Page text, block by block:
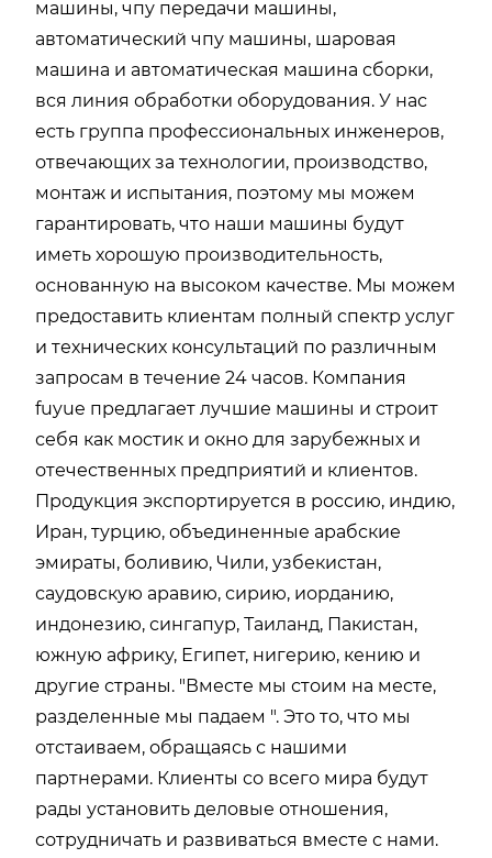
машины, чпу передачи машины,
автоматический чпу машины, шаровая
машина и автоматическая машина сборки,
вся линия обработки оборудования. У нас
есть группа профессиональных инженеров,
отвечающих за технологии, производство,
монтаж и испытания, поэтому мы можем
гарантировать, что наши машины будут
иметь хорошую производительность,
основанную на высоком качестве. Мы можем
предоставить клиентам полный спектр услуг
и технических консультаций по различным
запросам в течение 24 часов. Компания
fuyue предлагает лучшие машины и строит
себя как мостик и окно для зарубежных и
отечественных предприятий и клиентов.
Продукция экспортируется в россию, индию,
Иран, турцию, объединенные арабские
эмираты, боливию, Чили, узбекистан,
саудовскую аравию, сирию, иорданию,
индонезию, сингапур, Таиланд, Пакистан,
южную африку, Египет, нигерию, кению и
другие страны. "Вместе мы стоим на месте,
разделенные мы падаем ". Это то, что мы
отстаиваем, обращаясь с нашими
партнерами. Клиенты со всего мира будут
рады установить деловые отношения,
сотрудничать и развиваться вместе с нами.